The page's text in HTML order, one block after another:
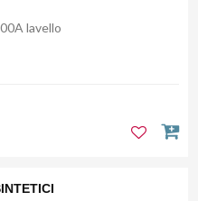
lavello